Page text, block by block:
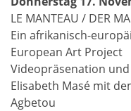
LE MANTEAU / DER
Ein afrikanisch-
European Art Project
Videopräsenation
Elisabeth Masé mit
Agbetou